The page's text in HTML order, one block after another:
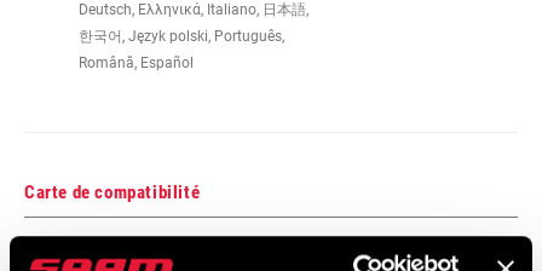
Deutsch, Ελληνικά, Italiano, 日本語,
한국어, Język polski, Português,
Română, Español
Carte de compatibilité
MTB and Road Hydraulic Disc Brake